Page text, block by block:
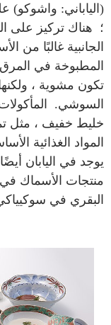
(الياباني:
؛ هناك تركيز على
الجانبية غالبًا من
المطبوخة في المرق.
تكون مشوية ،
السوشي.
خليط خفيف ، مثل
المواد الغذائية
يوجد في اليابان
منتجات الأسماك
البقري في